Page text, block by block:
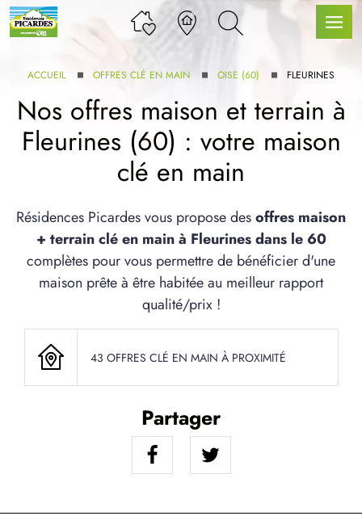
GAMME
SERVICE BDL EXTENSION
ACCUEIL OFFRES CLÉ EN MAIN OISE (60) FLEURINES
Nos offres maison et terrain à
Fleurines (60) : votre maison
clé en main
Résidences Picardes vous propose desoffres maison
+ terrain clé en main à Fleurines dans le 60
complètes pour vous permettre de bénéficier d'une
maison prête à être habitée au meilleur rapport
qualité/prix !
43 OFFRES CLÉ EN MAIN À PROXIMITÉ
Partager